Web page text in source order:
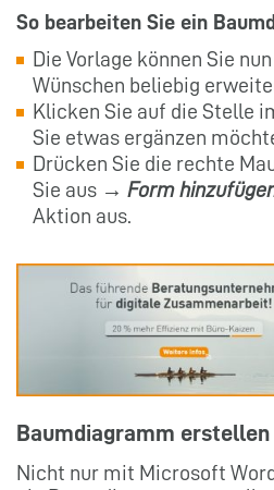
So bearbeiten Sie ein
Die Vorlage können Sie
Wünschen beliebig
Klicken Sie auf die Stelle
Sie etwas ergänzen
Drücken Sie die rechte
Sie aus → Form
Aktion aus.
Baumdiagramm
Nicht nur mit Microsoft